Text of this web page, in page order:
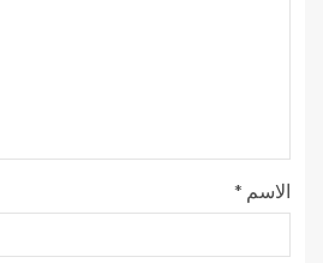
الاسم *